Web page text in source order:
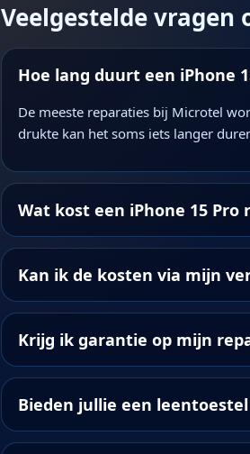
Veelgestelde vragen
Hoe lang duurt een iPhone
De meeste reparaties bij Microtel
drukte kan het soms iets langer
Wat kost een iPhone 15 Pro
Kan ik de kosten via mijn
Krijg ik garantie op mijn
Bieden jullie een